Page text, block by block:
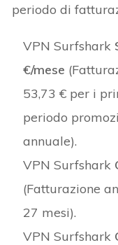
periodo di
VPN Surfshark
€/mese
53,73 € per i
periodo
annuale).
VPN Surfshark
(Fatturazione
27 mesi).
VPN Surfshark